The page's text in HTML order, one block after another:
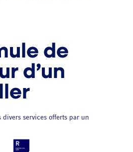
de
d’un
services offerts par un